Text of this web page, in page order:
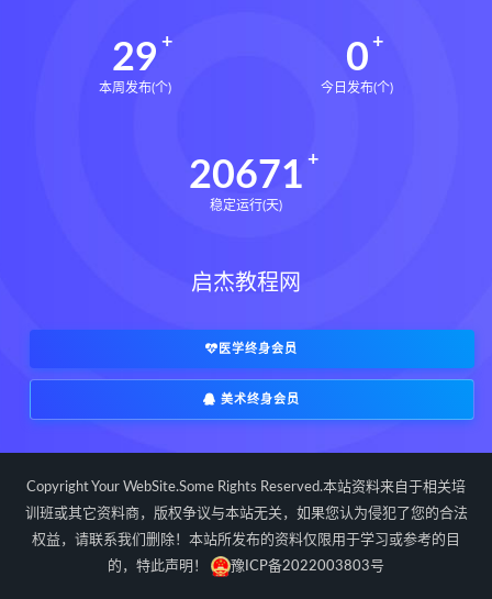
29
本周发布(个)
0
今日发布(个)
20671
稳定运行(天)
启杰教程网
医学终身会员
美术终身会员
Copyright Your WebSite.Some Rights Reserved.本站资料来自于相关培
训班或其它资料商，版权争议与本站无关，如果您认为侵犯了您的合法
权益，请联系我们删除！本站所发布的资料仅限用于学习或参考的目
的，特此声明！
豫ICP备2022003803号